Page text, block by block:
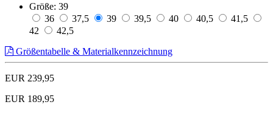
Größe: 39
36
37,5 39 39,5 40 40,5
41,5
42
42,5
Größentabelle & Materialkennzeichnung
EUR 239,95
EUR 189,95